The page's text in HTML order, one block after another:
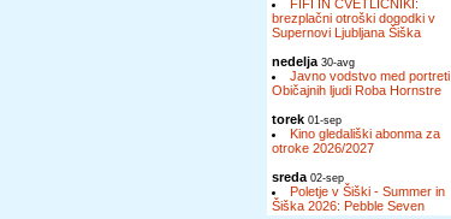
FIFI IN CVETLIČNIKI:
brezplačni otroški dogodki v
Supernovi Ljubljana Šiška
nedelja 30-avg
Javno vodstvo med portreti
Običajnih ljudi Roba Hornstre
torek 01-sep
Kino gledališki abonma za
otroke 2026/2027
sreda 02-sep
Poletje v Šiški - Summer in
Šiška 2026: Pebble Seven